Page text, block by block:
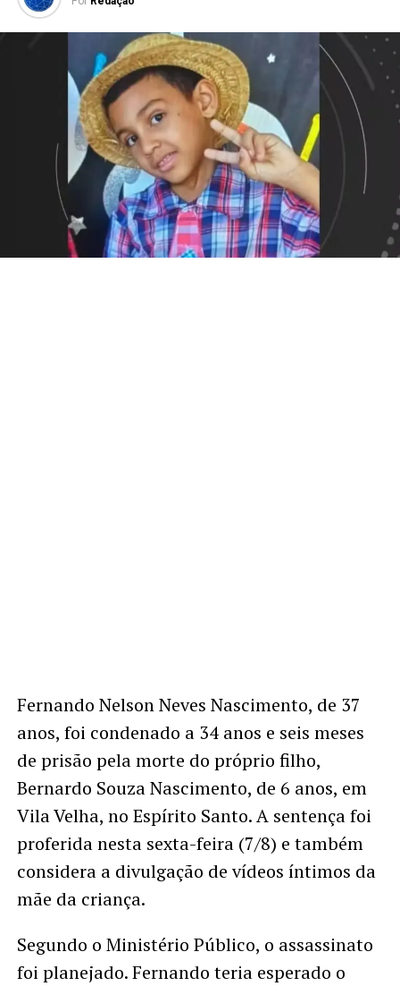
Fernando Nelson Neves Nascimento, de 37
anos, foi condenado a 34 anos e seis meses
de prisão pela morte do próprio filho,
Bernardo Souza Nascimento, de 6 anos, em
Vila Velha, no Espírito Santo. A sentença foi
proferida nesta sexta-feira (7/8) e também
considera a divulgação de vídeos íntimos da
mãe da criança.
Segundo o Ministério Público, o assassinato
foi planejado. Fernando teria esperado o